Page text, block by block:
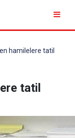
hamilelere tatil
tatil